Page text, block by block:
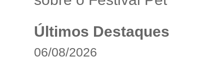
Últimos Destaques
06/08/2026